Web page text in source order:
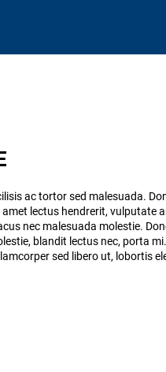
ac tortor sed malesuada.
lectus hendrerit, vulputate
nec malesuada molestie.
blandit lectus nec, porta
sed libero ut, lobortis